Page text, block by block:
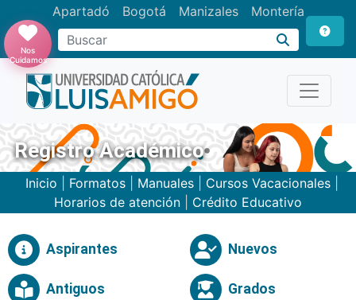
Apartadó Bogotá Manizales Montería
Buscar
Nos
Cuidamos
Registro Académico
Inicio Formatos Manuales Cursos Vacacionales
Horarios de atención
Crédito Educativo
Aspirantes Nuevos
Antiguos Grados